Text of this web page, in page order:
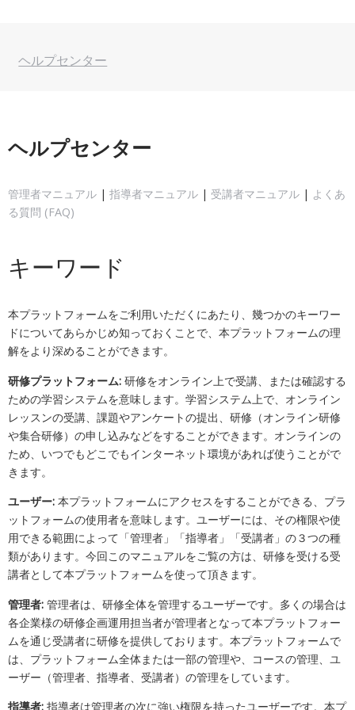
ヘルプセンター
ヘルプセンター
管理者マニュアル | 指導者マニュアル | 受講者マニュアル | よくあ
る質問 (FAQ)
キーワード
本プラットフォームをご利用いただくにあたり、幾つかのキーワー
ドについてあらかじめ知っておくことで、本プラットフォームの理
解をより深めることができます。
研修プラットフォーム: 研修をオンライン上で受講、または確認する
ための学習システムを意味します。学習システム上で、オンライン
レッスンの受講、課題やアンケートの提出、研修（オンライン研修
や集合研修）の申し込みなどをすることができます。オンラインの
ため、いつでもどこでもインターネット環境があれば使うことがで
きます。
ユーザー: 本プラットフォームにアクセスをすることができる、プラ
ットフォームの使用者を意味します。ユーザーには、その権限や使
用できる範囲によって「管理者」「指導者」「受講者」の３つの種
類があります。今回このマニュアルをご覧の方は、研修を受ける受
講者として本プラットフォームを使って頂きます。
管理者: 管理者は、研修全体を管理するユーザーです。多くの場合は
各企業様の研修企画運用担当者が管理者となって本プラットフォー
ムを通じ受講者に研修を提供しております。本プラットフォームで
は、プラットフォーム全体または一部の管理や、コースの管理、ユ
ーザー（管理者、指導者、受講者）の管理をしています。
指導者: 指導者は管理者の次に強い権限を持ったユーザーです。本プ